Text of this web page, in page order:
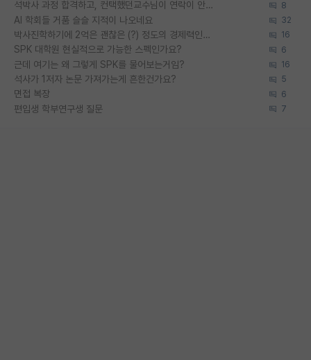
석박사 과정 합격하고, 컨택했던교수님이 연락이 안됩니다... 8
AI 학회들 거품 슬슬 지적이 나오네요 32
박사진학하기에 2억은 괜찮은 (?) 정도의 경제력인가요 16
SPK 대학원 현실적으로 가능한 스펙인가요? 6
근데 여기는 왜 그렇게 SPK를 물어보는거임? 16
석사가 1저자 논문 가져가는게 흔한건가요? 5
면접 복장 6
편입생 학부연구생 질문 7